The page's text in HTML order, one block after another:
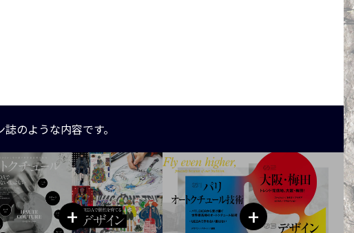
のような内容です。
+ +